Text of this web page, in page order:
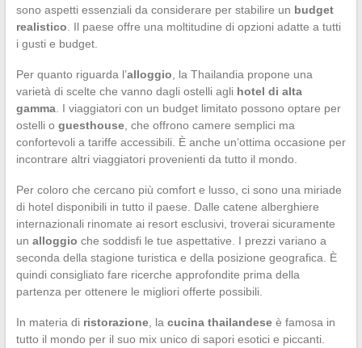
sono aspetti essenziali da considerare per stabilire un budget
realistico . Il paese offre una moltitudine di opzioni adatte a tutti
i gusti e budget.
Per quanto riguarda l’alloggio , la Thailandia propone una
varietà di scelte che vanno dagli ostelli agli hotel di alta
gamma. I viaggiatori con un budget limitato possono optare per
ostelli o guesthouse, che offrono camere semplici ma
confortevoli a tariffe accessibili. È anche un’ottima occasione per
incontrare altri viaggiatori provenienti da tutto il mondo.
Per coloro che cercano più comfort e lusso, ci sono una miriade
di hotel disponibili in tutto il paese. Dalle catene alberghiere
internazionali rinomate ai resort esclusivi, troverai sicuramente
un alloggio che soddisfi le tue aspettative. I prezzi variano a
seconda della stagione turistica e della posizione geografica. È
quindi consigliato fare ricerche approfondite prima della
partenza per ottenere le migliori offerte possibili.
In materia di ristorazione, la cucina thailandeseè famosa in
tutto il mondo per il suo mix unico di sapori esotici e piccanti.